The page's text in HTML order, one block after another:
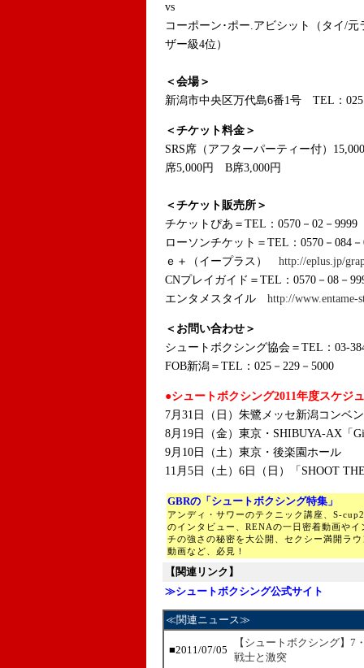
vs
コーポーン･ポー.アビシット（タイ/
ザー級4位）
＜会場＞
新潟市中央区万代島6番1号 TEL：025
＜チケット料金＞
SRS席（アフターパーティー付）
席5,000円 B席3,000円
＜チケット販売所＞
チケットぴあ＝TEL：0570－02－9999
ローソンチケット＝TEL：0570－084
ｅ＋（イープラス） http://eplus.jp/
CNプレイガイド＝TEL：0570－08－
エンタメスタイル http://www.entame-
＜お問い合わせ＞
シュートボクシング協会＝TEL：03-
FOB新潟＝TEL：025－229－5000
●シュートボクシング2011年度スケジ
7月31日（日）朱鷺メッセ新潟コンベ
8月19日（金）東京・SHIBUYA-AX「
9月10日（土）東京・後楽園ホール
11月5日（土）6日（日）「SHOOT
GBRの「シュートボクシング特集」
アンディ・サワーのテクニック講座、S-
のインタビュー、RENAの一日密着動画や
チの強さの秘密を大公開、セクシー満開ラ
動画など、必見！
【関連リンク】
≫シュートボクシング公式サイト
≪関連ニュース≫
■2011/07/05
【シュートボクシング】
戦士と激突